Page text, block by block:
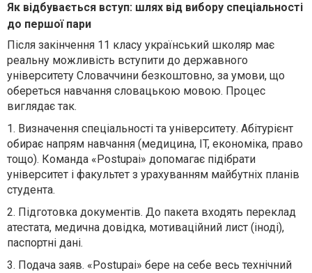
Як відбувається вступ: шлях від вибору спеціальності
до першої пари
Після закінчення 11 класу український школяр має
реальну можливість вступити до державного
університету Словаччини безкоштовно, за умови, що
обереться навчання словацькою мовою. Процес
виглядає так.
1. Визначення спеціальності та університету. Абітурієнт
обирає напрям навчання (медицина, IT, економіка, право
тощо). Команда «Postupai» допомагає підібрати
університет і факультет з урахуванням майбутніх планів
студента.
2. Підготовка документів. До пакета входять переклад
атестата, медична довідка, мотиваційний лист (іноді),
паспортні дані.
3. Подача заяв. «Postupai» бере на себе весь технічний